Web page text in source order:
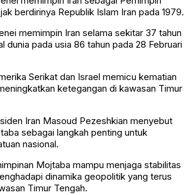
berdirinya Republik Islam Iran pada 1979.
memimpin Iran selama sekitar 37 tahun
dunia pada usia 86 tahun pada 28 Februari
Serikat dan Israel memicu kematian
ketegangan di kawasan Timur
Iran Masoud Pezeshkian menyebut
sebagai langkah penting untuk
nasional.
Mojtaba mampu menjaga stabilitas
dinamika geopolitik yang terus
Timur Tengah.